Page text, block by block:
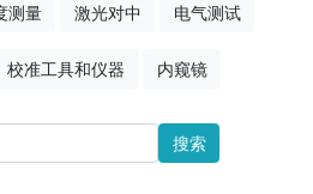
测量 激光对中 电气测试
校准工具和仪器 内窥镜
搜索